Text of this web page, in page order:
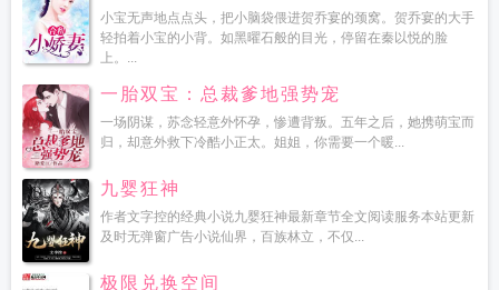
小宝无声地点点头，把小脑袋偎进贺乔宴的颈窝。贺乔宴的大手
轻拍着小宝的小背。如黑曜石般的目光，停留在秦以悦的脸
上。...
一胎双宝：总裁爹地强势宠
一场阴谋，苏念轻意外怀孕，惨遭背叛。五年之后，她携萌宝而
归，却意外救下冷酷小正太。姐姐，你需要一个暖...
九婴狂神
作者文字控的经典小说九婴狂神最新章节全文阅读服务本站更新
及时无弹窗广告小说仙界，百族林立，不仅...
极限兑换空间